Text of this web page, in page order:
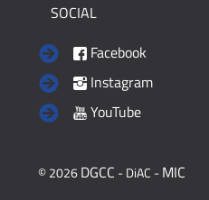
SOCIAL
Facebook
Instagram
YouTube
© 2026 DGCC - DiAC - MIC